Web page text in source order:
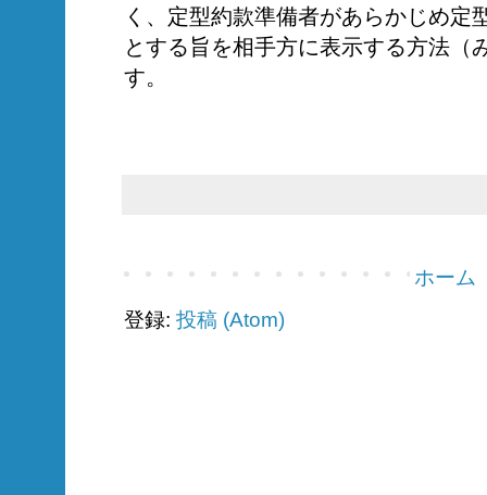
く、定型約款準備者があらかじめ定
とする旨を相手方に表示する方法（
す。
ホーム
登録: 投稿 (Atom)